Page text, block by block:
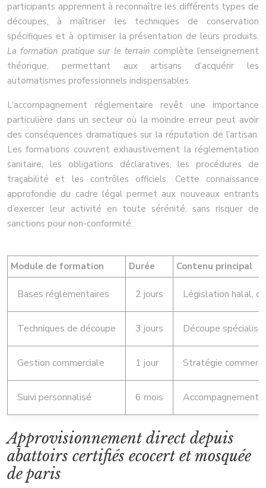
participants apprennent à reconnaître les différents types de
découpes, à maîtriser les techniques de conservation
spécifiques et à optimiser la présentation de leurs produits.
La formation pratique sur le terrain complète l’enseignement
théorique, permettant aux artisans d’acquérir les
automatismes professionnels indispensables.
L’accompagnement réglementaire revêt une importance
particulière dans un secteur où la moindre erreur peut avoir
des conséquences dramatiques sur la réputation de l’artisan.
Les formations couvrent exhaustivement la réglementation
sanitaire, les obligations déclaratives, les procédures de
traçabilité et les contrôles officiels. Cette connaissance
approfondie du cadre légal permet aux nouveaux entrants
d’exercer leur activité en toute sérénité, sans risquer de
sanctions pour non-conformité.
Module de formation Durée Contenu principal
Bases réglementaires 2 jours Législation halal,
Techniques de découpe 3 jours Découpe
Gestion commerciale 1 jour Stratégie
Suivi personnalisé 6 mois Accompagnement
Approvisionnement direct depuis
abattoirs certifiés ecocert et mosquée
de paris